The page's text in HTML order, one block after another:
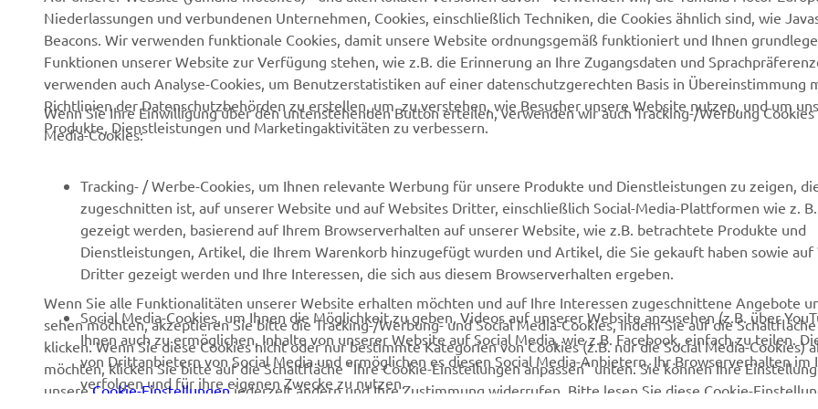
Über uns
Newsmeldungen
Veranstaltungen
Presse
Karriere
Impressum
Menschenrechtsrichtlinie
Grundlegende
Nachhaltigkeitsrichtlinie
Whistleblower-Kanal
NEO's Delivery
eBike Antriebe
Behörden und Polizei
Golfplätze
Robotics
Partnerschaften
Technische Informationen
für Unabhängige
Yamalube
Sicherheitsdatenblatt
Newsletter
MyYamaha
Yamaha Music
Yamaha Racing
Media Portal
Mobile Apps
Händler werden
Kontakt aufnehmen
Webshop Support
Ersatzteilkatalog
Wartungstermin anfragen
Entsorgung von
Altbatterien
Niederlassungen und verbundenen Unternehmen, Cookies, einschließlich Techniken, die Cookies ähnlich sind, wie
Beacons. Wir verwenden funktionale Cookies, damit unsere Website ordnungsgemäß funktioniert und Ihnen
Funktionen unserer Website zur Verfügung stehen, wie z.B. die Erinnerung an Ihre Zugangsdaten und
verwenden auch Analyse-Cookies, um Benutzerstatistiken auf einer datenschutzgerechten Basis in Übereinstimmung
Richtlinien der Datenschutzbehörden zu erstellen, um zu verstehen, wie Besucher unsere Website nutzen, und um
Produkte, Dienstleistungen und Marketingaktivitäten zu verbessern.
Wenn Sie Ihre Einwilligung über den untenstehenden Button erteilen, verwenden wir auch Tracking-/Werbung Cookies
Media-Cookies:
Tracking- / Werbe-Cookies, um Ihnen relevante Werbung für unsere Produkte und Dienstleistungen zu zeigen,
zugeschnitten ist, auf unserer Website und auf Websites Dritter, einschließlich Social-Media-Plattformen wie z. B.
gezeigt werden, basierend auf Ihrem Browserverhalten auf unserer Website, wie z.B. betrachtete Produkte und
Dienstleistungen, Artikel, die Ihrem Warenkorb hinzugefügt wurden und Artikel, die Sie gekauft haben sowie auf
Dritter gezeigt werden und Ihre Interessen, die sich aus diesem Browserverhalten ergeben.
Social Media-Cookies, um Ihnen die Möglichkeit zu geben, Videos auf unserer Website anzusehen (z.B. über
Ihnen auch zu ermöglichen, Inhalte von unserer Website auf Social Media, wie z.B. Facebook, einfach zu teilen.
von Drittanbietern von Social Media und ermöglichen es diesen Social Media-Anbietern, Ihr Browserverhalten im
verfolgen und für ihre eigenen Zwecke zu nutzen.
Wenn Sie alle Funktionalitäten unserer Website erhalten möchten und auf Ihre Interessen zugeschnittene Angebote
sehen möchten, akzeptieren Sie bitte die Tracking-/Werbung- und Social Media-Cookies, indem Sie auf die
klicken. Wenn Sie diese Cookies nicht oder nur bestimmte Kategorien von Cookies (z.B. nur die Social Media-Cookies)
möchten, klicken Sie bitte auf die Schaltfläche "Ihre Cookie-Einstellungen anpassen" unten. Sie können Ihre
unsereCookie-Einstellungenjederzeit ändern und Ihre Zustimmung widerrufen. Bitte lesen Sie diese Cookie-